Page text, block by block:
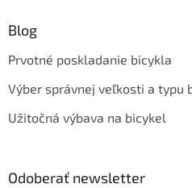
Blog
Prvotné poskladanie bicykla
Výber správnej veľkosti a typu
Užitočná výbava na bicykel
Odoberať newsletter